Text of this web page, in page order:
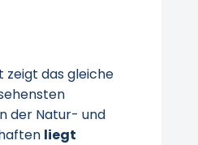
zeigt das gleiche
der Natur- und
liegt